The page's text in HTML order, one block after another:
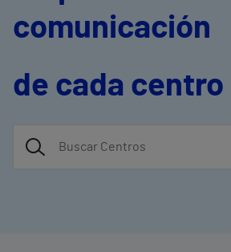
comunicación
de cada centro